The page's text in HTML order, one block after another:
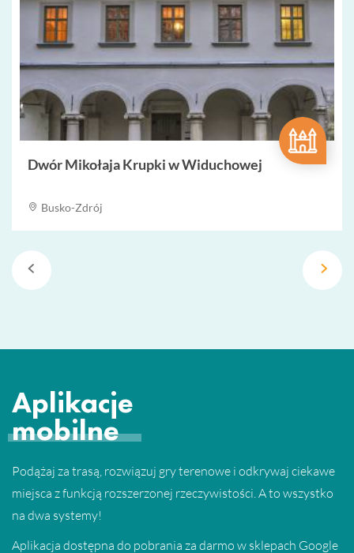
Dwór Mikołaja Krupki w Widuchowej
Busko-Zdrój
Aplikacje
mobilne
Podążaj za trasą, rozwiązuj gry terenowe i odkrywaj ciekawe
miejsca z funkcją rozszerzonej rzeczywistości. A to wszystko
na dwa systemy!
Aplikacja dostępna do pobrania za darmo w sklepach Google